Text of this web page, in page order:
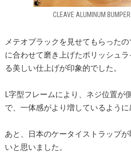
CLEAVE ALUMINUM
メテオブラックを見せてもらった
に合わせて磨き上げたポリッシュ
る美しい仕上げが印象的でした。
L字型フレームにより、ネジ位置が
で、一体感がより増しているように
あと、日本のケータイストラップ
いと思いました。